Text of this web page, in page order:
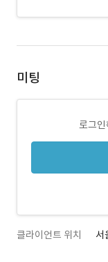
미팅
로그인
클라이언트 위치 서